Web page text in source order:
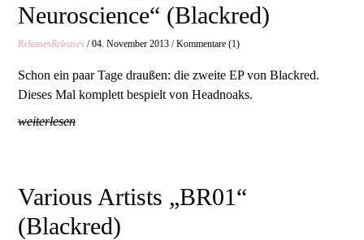
Neuroscience“ (Blackred)
ReleasesReleases / 04. November 2013 / Kommentare (1)
Schon ein paar Tage draußen: die zweite EP von Blackred.
Dieses Mal komplett bespielt von Headnoaks.
weiterlesen
Various Artists „BR01“
(Blackred)